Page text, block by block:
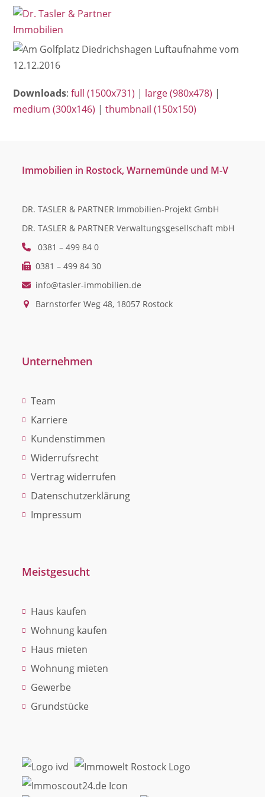
Skip
content
Open
mobile
menu
Close
mobile
menu
Downloads:full (1500x731) | large (980x478) |
medium (300x146) |thumbnail (150x150)
Immobilien in Rostock, Warnemünde und M-V
DR. TASLER & PARTNER Immobilien-Projekt GmbH
DR. TASLER & PARTNER Verwaltungsgesellschaft mbH
0381 – 499 84 0
0381 – 499 84 30
info@tasler-immobilien.de
Barnstorfer Weg 48, 18057 Rostock
Unternehmen
Team
Karriere
Kundenstimmen
Widerrufsrecht
Vertrag widerrufen
Datenschutzerklärung
Impressum
Meistgesucht
Haus kaufen
Wohnung kaufen
Haus mieten
Wohnung mieten
Gewerbe
Grundstücke